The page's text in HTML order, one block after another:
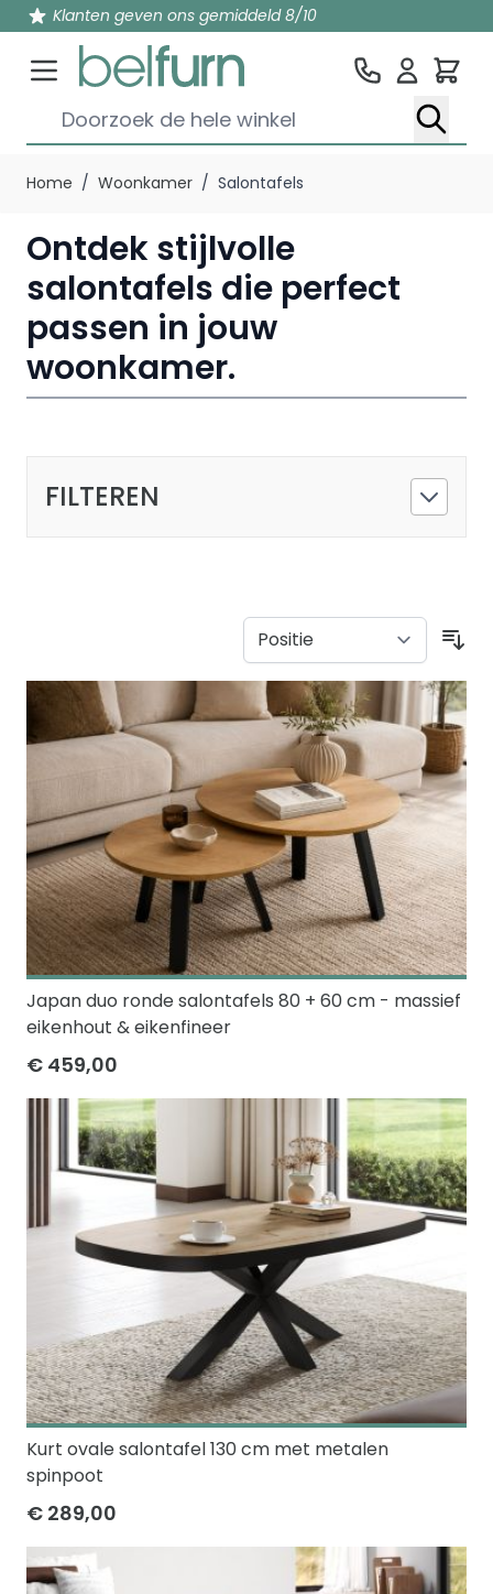
Klanten geven ons gemiddeld 8/10
Doorzoek de hele winkel
Home / Woonkamer / Salontafels
Ontdek stijlvolle
salontafels die perfect
passen in jouw
woonkamer.
FILTEREN
Japan duo ronde salontafels 80 + 60 cm - massief
eikenhout & eikenfineer
€ 459,00
Kurt ovale salontafel 130 cm met metalen
spinpoot
€ 289,00